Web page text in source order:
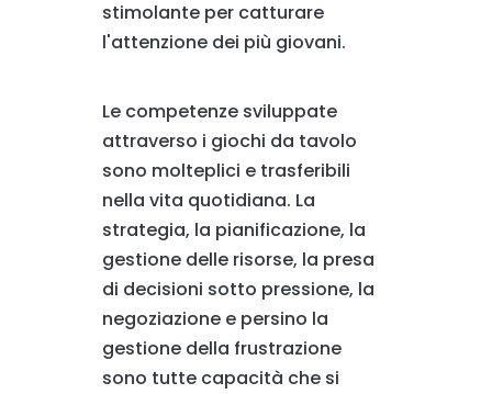
stimolante per catturare
l'attenzione dei più giovani.
Le competenze sviluppate
attraverso i giochi da tavolo
sono molteplici e trasferibili
nella vita quotidiana. La
strategia, la pianificazione, la
gestione delle risorse, la presa
di decisioni sotto pressione, la
negoziazione e persino la
gestione della frustrazione
sono tutte capacità che si